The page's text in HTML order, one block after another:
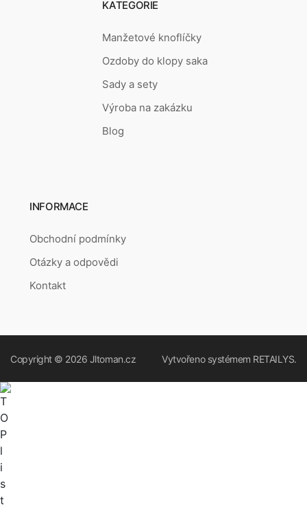
KATEGORIE
Manžetové knoflíčky
Ozdoby do klopy saka
Sady a sety
Výroba na zakázku
Blog
INFORMACE
Obchodní podmínky
Otázky a odpovědi
Kontakt
Copyright © 2026 Jltoman.cz Vytvořeno systémem RETAILYS.